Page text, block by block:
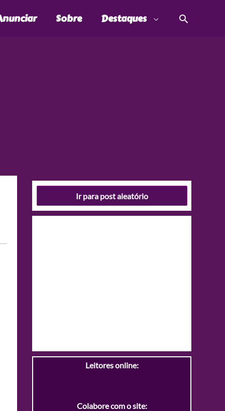
Sobre Destaques
Ir para post aleatório
Leitores online:
Colabore com o site: